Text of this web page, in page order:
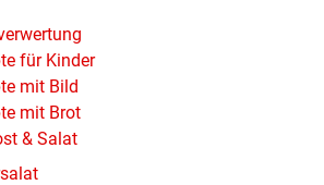
für Kinder
mit Bild
mit Brot
& Salat